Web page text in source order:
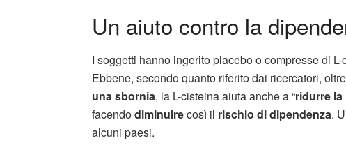
Un aiuto contro la
I soggetti hanno ingerito placebo o compresse di
Ebbene, secondo quanto riferito dai ricercatori,
una sbornia, la L-cisteina aiuta anche a “ridurre
facendodiminuirecosì il rischio di dipendenza.
alcuni paesi.